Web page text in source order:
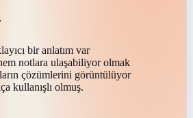
bir anlatım var
notlara ulaşabiliyor olmak
çözümlerini görüntülüyor
kullanışlı olmuş.